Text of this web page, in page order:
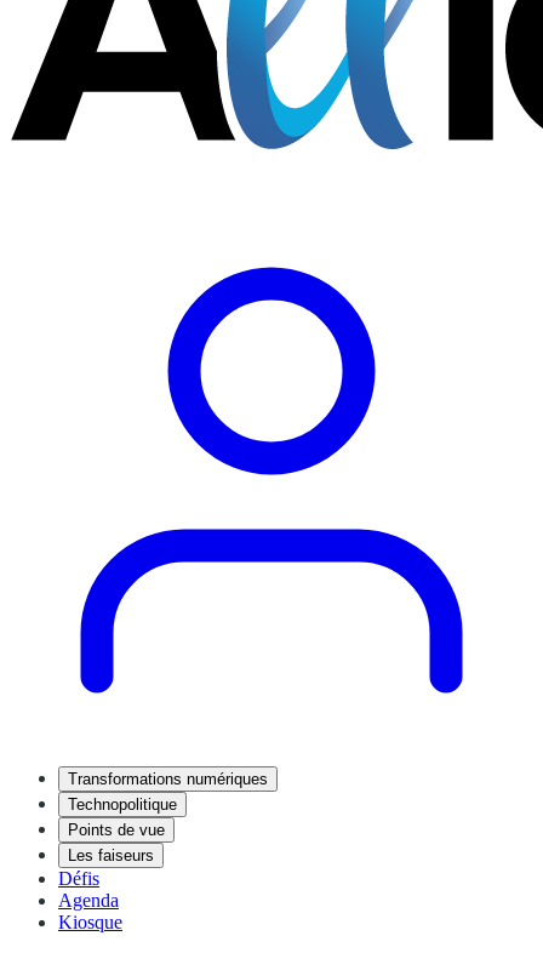
Transformations numériques
Technopolitique
Points de vue
Les faiseurs
Défis
Agenda
Kiosque